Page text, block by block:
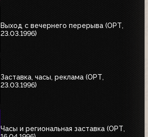
Выход с вечернего перерыва (ОРТ,
23.03.1996)
Заставка, часы, реклама (ОРТ,
23.03.1996)
Часы и региональная заставка (ОРТ,